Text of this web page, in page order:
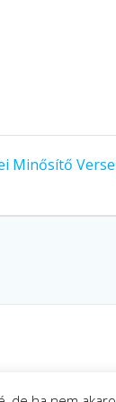
Minősítő